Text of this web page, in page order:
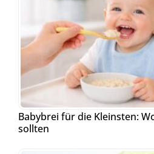
Babybrei für die Kleinsten:
sollten